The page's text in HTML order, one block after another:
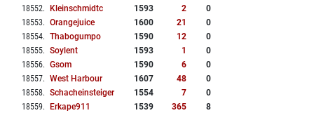
18552. Kleinschmidtc 1593 2
0
18553. Orangejuice 1600 21
0
18554. Thabogumpo 1590 12
0
18555. Soylent 1593 1
0
18556. Gsom 1590 6
0
18557. West Harbour 1607 48
0
18558. Schacheinsteiger 1554 7
0
18559. Erkape911 1539 365
8